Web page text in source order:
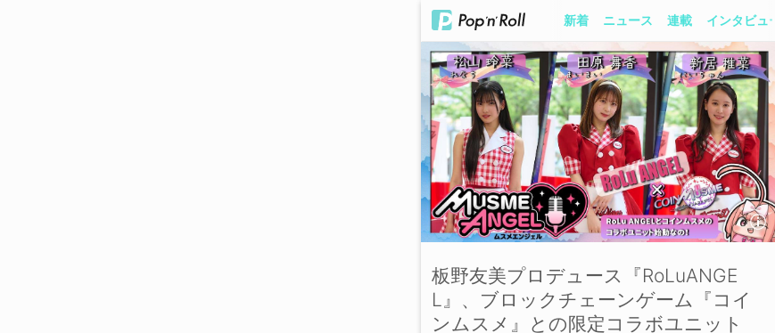
新着 ニュース 連載 インタビュー
板野友美プロデュース『RoLuANGE
L』、ブロックチェーンゲーム『コイ
ンムスメ』との限定コラボユニット